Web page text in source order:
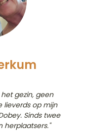
gezin, geen
lieverds op mijn
Sinds twee
herplaatsers."